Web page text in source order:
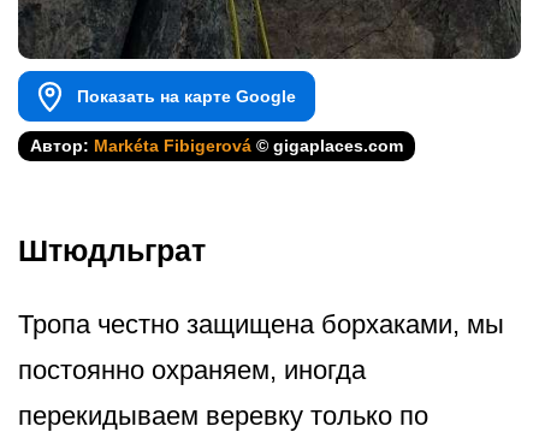
Показать на карте Google
Автор: Markéta Fibigerová © gigaplaces.com
Штюдльграт
Тропа честно защищена борхаками, мы
постоянно охраняем, иногда
перекидываем веревку только по